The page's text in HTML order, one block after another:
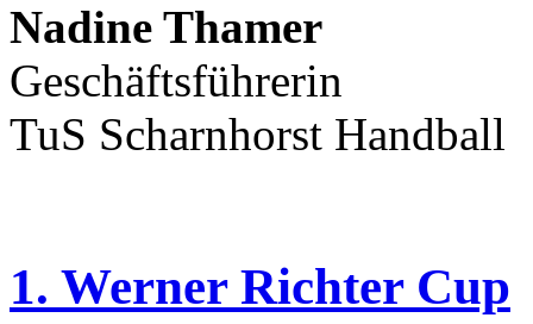
Nadine Thamer
Geschäftsführerin
TuS Scharnhorst Handball
1. Werner Richter Cup